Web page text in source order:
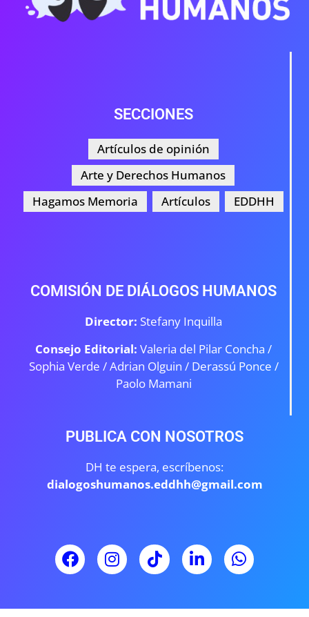
SECCIONES
Artículos de opinión
Arte y Derechos Humanos
Hagamos Memoria
Artículos EDDHH
COMISIÓN DE DIÁLOGOS HUMANOS
Director: Stefany Inquilla
Consejo Editorial: Valeria del Pilar Concha /
Sophia Verde /Adrian Olguin / Derassú Ponce /
Paolo Mamani
PUBLICA CON NOSOTROS
DH te espera, escríbenos:
dialogoshumanos.eddhh@gmail.com